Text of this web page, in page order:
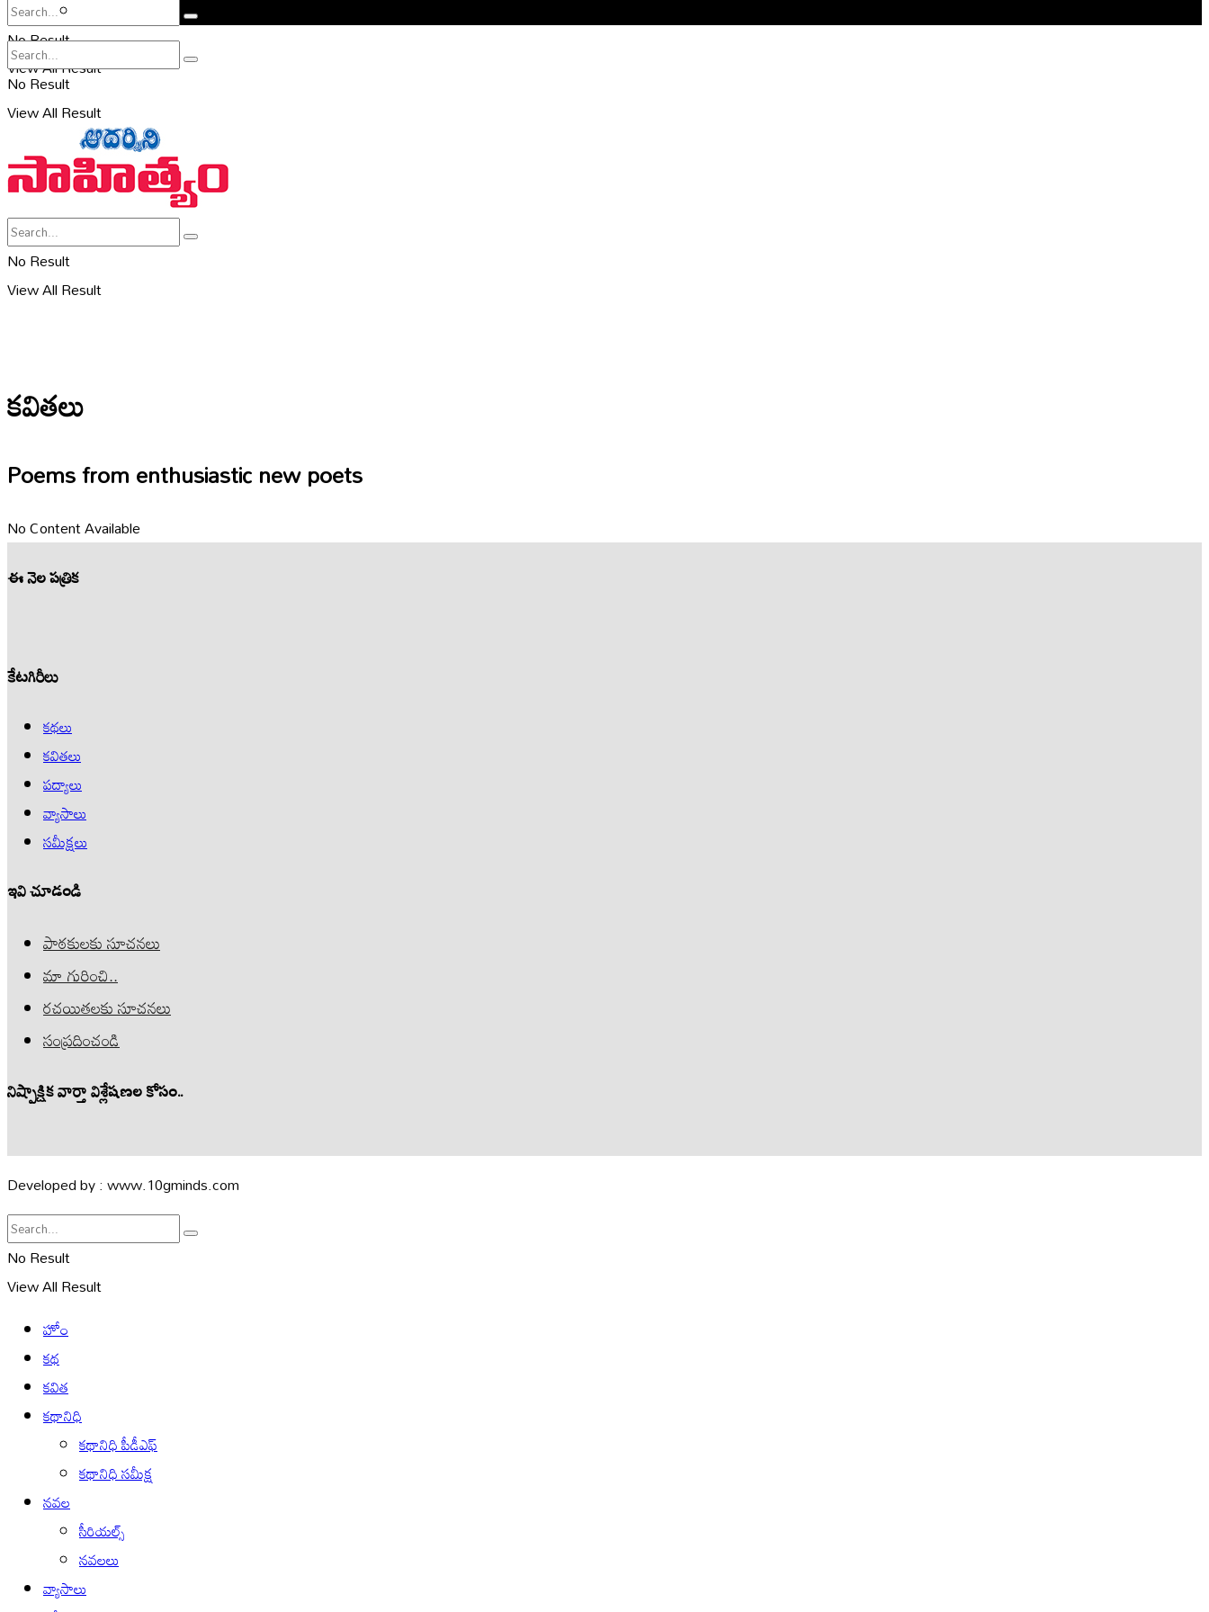
No Result
View All Result
No Result
View All Result
No Result
View All Result
కవితలు
Poems from enthusiastic new poets
No Content Available
ఈ నెల పత్రిక
కేటగిరీలు
కథలు
కవితలు
పద్యాలు
వ్యాసాలు
సమీక్షలు
ఇవి చూడండి
పాఠకులకు సూచనలు
మా గురించి..
రచయితలకు సూచనలు
సంప్రదించండి
నిష్పాక్షిక వార్తా విశ్లేషణల కోసం..
Developed by : www.10gminds.com
No Result
View All Result
హోం
కథ
కవిత
కథానిధి
కథానిధి పీడీఎఫ్
కథానిధి సమీక్ష
నవల
సీరియల్స్
నవలలు
వ్యాసాలు